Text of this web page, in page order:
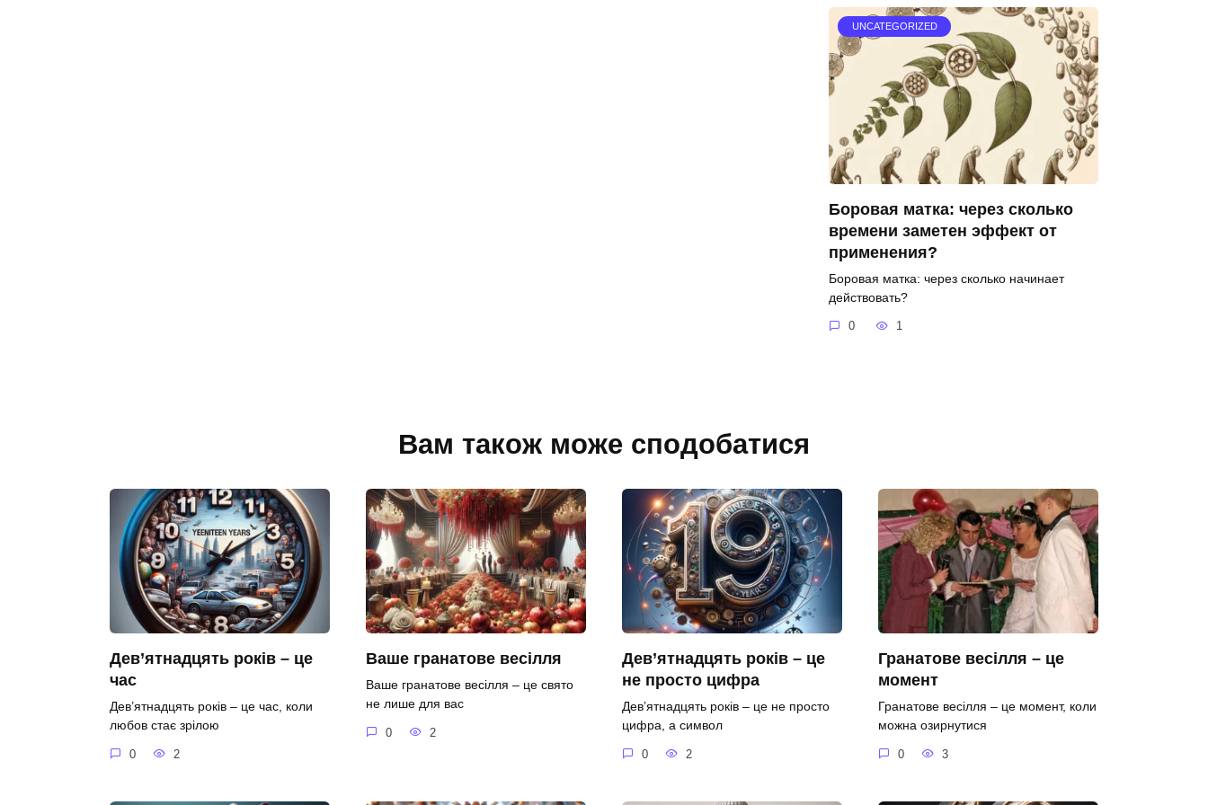
UNCATEGORIZED
Боровая матка: через сколько
времени заметен эффект от
применения?
Боровая матка: через сколько начинает
действовать?
0 1
Вам також може сподобатися
Дев’ятнадцять років – це
час
Дев’ятнадцять років – це час, коли
любов стає зрілою
0 2
Ваше гранатове весілля
Ваше гранатове весілля – це свято
не лише для вас
0 2
Дев’ятнадцять років – це
не просто цифра
Дев’ятнадцять років – це не просто
цифра, а символ
0 2
Гранатове весілля – це
момент
Гранатове весілля – це момент, коли
можна озирнутися
0 3